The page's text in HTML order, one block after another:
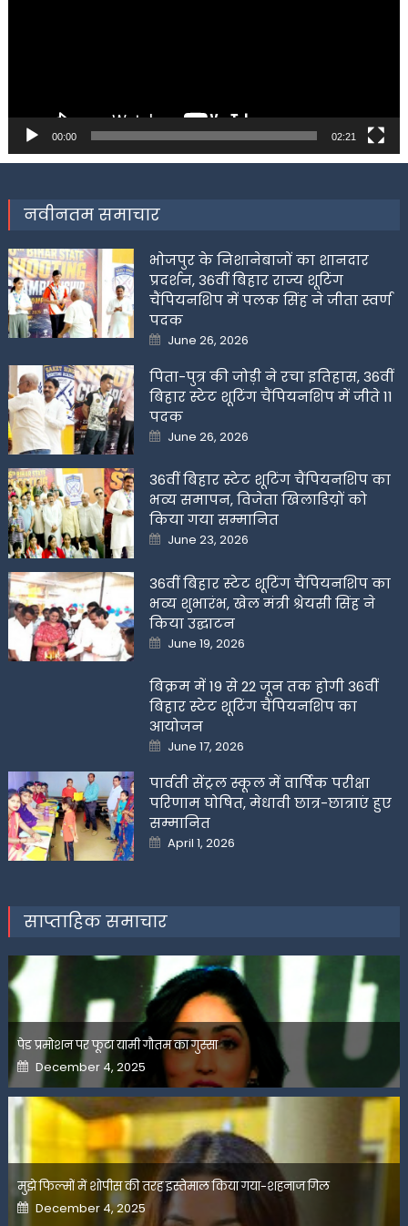
00:00 02:21
नवीनतम समाचार
भोजपुर के निशानेबाजों का शानदार
प्रदर्शन, 36वीं बिहार राज्य शूटिंग
चैंपियनशिप में पलक सिंह ने जीता स्वर्ण
पदक
Posted
on
June 26, 2026
पिता-पुत्र की जोड़ी ने रचा इतिहास, 36वीं
बिहार स्टेट शूटिंग चैंपियनशिप में जीते 11
पदक
Posted
on
June 26, 2026
36वीं बिहार स्टेट शूटिंग चैंपियनशिप का
भव्य समापन, विजेता खिलाडिय़ों को
किया गया सम्मानित
Posted
on
June 23, 2026
36वीं बिहार स्टेट शूटिंग चैंपियनशिप का
भव्य शुभारंभ, खेल मंत्री श्रेयसी सिंह ने
किया उद्घाटन
Posted
on
June 19, 2026
बिक्रम में 19 से 22 जून तक होगी 36वीं
बिहार स्टेट शूटिंग चैंपियनशिप का
आयोजन
Posted
on
June 17, 2026
पार्वती सेंट्रल स्कूल में वार्षिक परीक्षा
परिणाम घोषित, मेधावी छात्र-छात्राएं हुए
सम्मानित
Posted
on
April 1, 2026
साप्ताहिक समाचार
पेड प्रमोशन पर फूटा यामी गौतम का गुस्सा
Posted
on
December 4, 2025
मुझे फिल्मों में शोपीस की तरह इस्तेमाल किया गया-शहनाज गिल
Posted
on
December 4, 2025